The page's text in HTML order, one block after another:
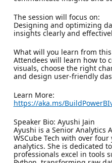
The session will focus on:
Designing and optimizing
insights clearly and
What will you learn from this
Attendees will learn how to
visuals, choose the right
and design user-friendly
Learn More:
https://aka.ms/
Speaker Bio: Ayushi Jain
Ayushi is a Senior Analytics
WSCube Tech with over
analytics. She is dedicated
professionals excel in tools